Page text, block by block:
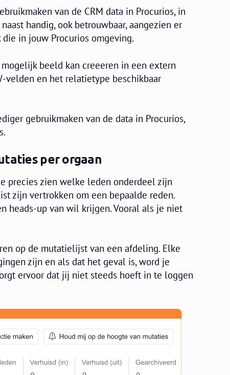
van de CRM data in Procurios, in
handig, ook betrouwbaar, aangezien er
die in jouw Procurios omgeving.
beeld kan creeeren in een extern
velden en het relatietype beschikbaar
gebruikmaken van de data in Procurios,
per orgaan
precies zien welke leden onderdeel zijn
zijn vertrokken om een bepaalde reden.
heads-up van wil krijgen. Vooral als je niet
op de mutatielijst van een afdeling. Elke
zijn en als dat het geval is, word je
ervoor dat jij niet steeds hoeft in te loggen